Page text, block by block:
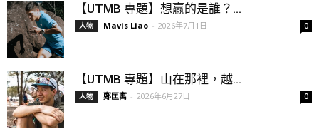
【UTMB 專題】想贏的是誰？...
人物 Mavis Liao - 2026年7月1日 0
【UTMB 專題】山在那裡，越...
人物 鄭匡寓 - 2026年6月27日 0